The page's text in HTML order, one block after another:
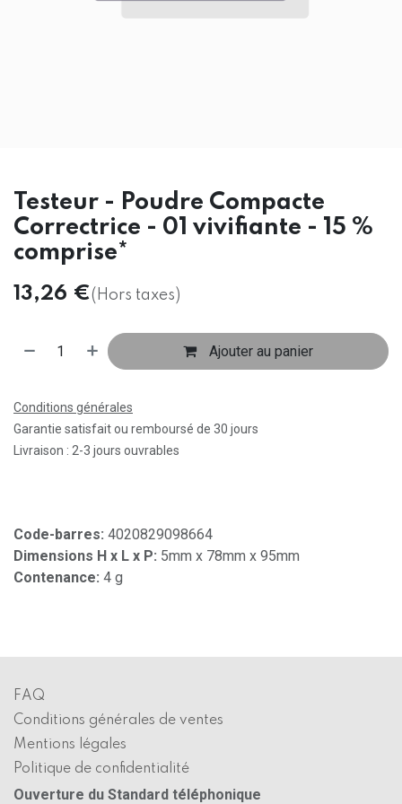
Testeur - Poudre Compacte
Correctrice - 01 vivifiante - 15 %
comprise*
13,26 €(Hors taxes)
Ajouter au panier
Conditions générales
Garantie satisfait ou remboursé de 30 jours
Livraison : 2-3 jours ouvrables
Code-barres: 4020829098664
Dimensions H x L x P: 5mm x 78mm x 95mm
Contenance: 4 g
FAQ
Conditions générales de ventes
Mentions légales
Politique de confidentialité
Ouverture du Standard téléphonique